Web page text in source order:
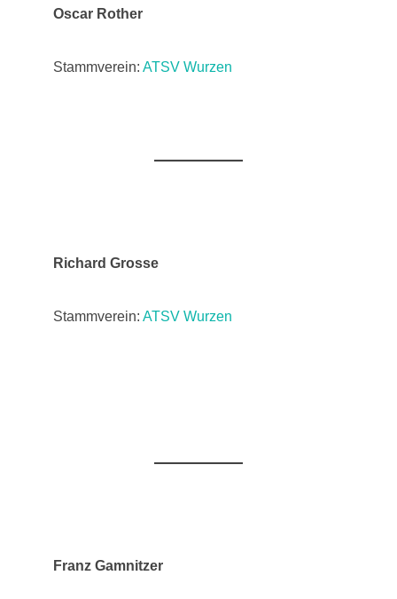
Oscar Rother
Stammverein: ATSV Wurzen
Richard Grosse
Stammverein: ATSV Wurzen
Franz Gamnitzer